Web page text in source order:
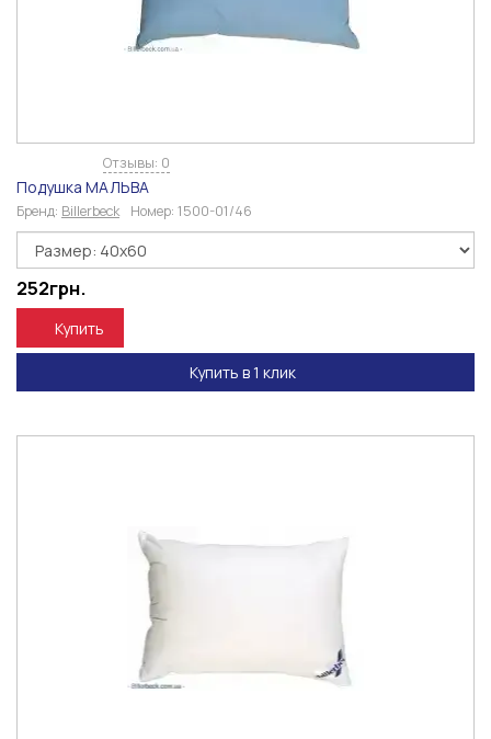
Отзывы: 0
Подушка МАЛЬВА
Бренд: Billerbeck Номер: 1500-01/46
252грн.
Купить
Купить в 1 клик